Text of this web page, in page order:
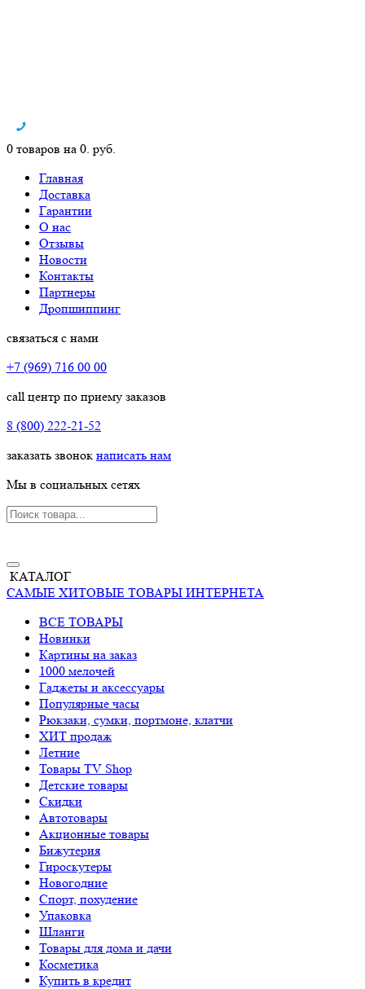
0 товаров на 0. руб.
Главная
Доставка
Гарантии
О нас
Отзывы
Новости
Контакты
Партнеры
Дропшиппинг
связаться с нами
+7 (969) 716 00 00
call центр по приему заказов
8 (800) 222-21-52
заказать звонок написать нам
Мы в социальных сетях
КАТАЛОГ
САМЫЕ ХИТОВЫЕ ТОВАРЫ ИНТЕРНЕТА
ВСЕ ТОВАРЫ
Новинки
Картины на заказ
1000 мелочей
Гаджеты и аксессуары
Популярные часы
Рюкзаки, сумки, портмоне, клатчи
ХИТ продаж
Летние
Товары TV Shop
Детские товары
Cкидки
Автотовары
Акционные товары
Бижутерия
Гироскутеры
Новогодние
Спорт, похудение
Упаковка
Шланги
Товары для дома и дачи
Косметика
Купить в кредит